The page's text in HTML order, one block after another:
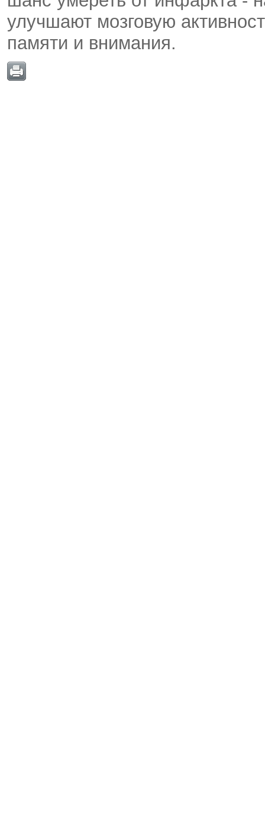
улучшают мозговую
памяти и внимания.